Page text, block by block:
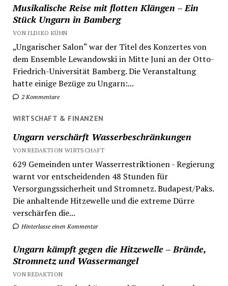
Musikalische Reise mit flotten Klängen – Ein
Stück Ungarn in Bamberg
VON ILDIKO KÜHN
„Ungarischer Salon“ war der Titel des Konzertes von
dem Ensemble Lewandowski in Mitte Juni an der Otto-
Friedrich-Universität Bamberg. Die Veranstaltung
hatte einige Bezüge zu Ungarn:...
2 Kommentare
WIRTSCHAFT & FINANZEN
Ungarn verschärft Wasserbeschränkungen
VON REDAKTION WIRTSCHAFT
629 Gemeinden unter Wasserrestriktionen - Regierung
warnt vor entscheidenden 48 Stunden für
Versorgungssicherheit und Stromnetz. Budapest/Paks.
Die anhaltende Hitzewelle und die extreme Dürre
verschärfen die...
Hinterlasse einen Kommentar
Ungarn kämpft gegen die Hitzewelle – Brände,
Stromnetz und Wassermangel
VON REDAKTION